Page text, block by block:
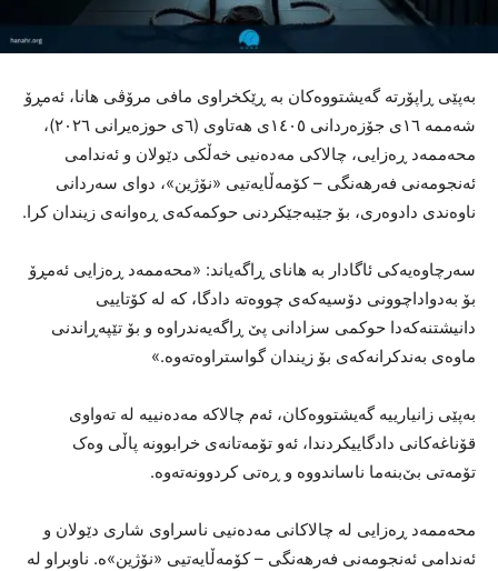
بەپێی ڕاپۆرتە گەیشتووەکان بە ڕێکخراوی مافی مرۆڤی هانا، ئەمڕۆ
شەممە ١٦ی جۆزەردانی ١٤٠٥ی هەتاوی (٦ی حوزەیرانی ٢٠٢٦)،
محەممەد ڕەزایی، چالاکی مەدەنیی خەڵکی دێولان و ئەندامی
ئەنجومەنی فەرهەنگی – کۆمەڵایەتیی «نۆژین»، دوای سەردانی
ناوەندی دادوەری، بۆ جێبەجێکردنی حوکمەکەی ڕەوانەی زیندان کرا.
سەرچاوەیەکی ئاگادار بە هانای ڕاگەیاند: «محەممەد ڕەزایی ئەمڕۆ
بۆ بەدواداچوونی دۆسیەکەی چووەتە دادگا، کە لە کۆتاییی
دانیشتنەکەدا حوکمی سزادانی پێ ڕاگەیەندراوە و بۆ تێپەڕاندنی
ماوەی بەندکرانەکەی بۆ زیندان گواستراوەتەوە.»
بەپێی زانیارییە گەیشتووەکان، ئەم چالاکە مەدەنییە لە تەواوی
قۆناغەکانی دادگاییکردندا، ئەو تۆمەتانەی خرابوونە پاڵی وەک
تۆمەتی بێ‌بنەما ناساندووە و ڕەتی کردوونەتەوە.
محەممەد ڕەزایی لە چالاکانی مەدەنیی ناسراوی شاری دێولان و
ئەندامی ئەنجومەنی فەرهەنگی – کۆمەڵایەتیی «نۆژین»ە. ناوبراو لە